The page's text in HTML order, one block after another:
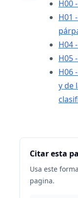
H00
H01
H04
H05
H06
y de
Citar esta
Usa este
pagina.